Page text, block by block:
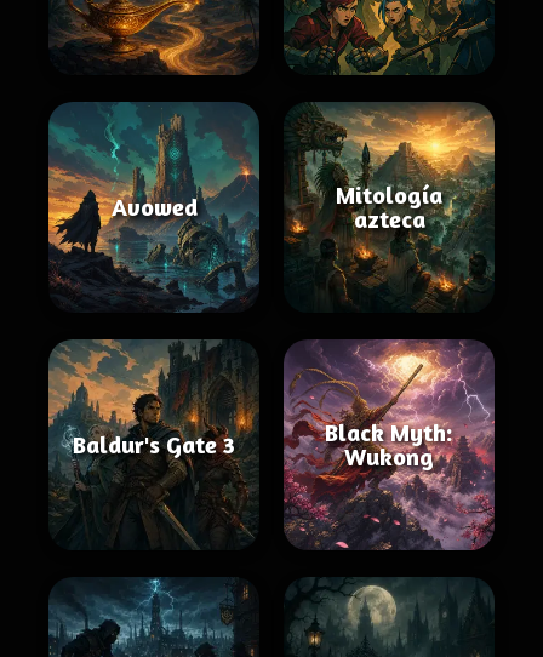
Avowed
Mitología
azteca
Baldur's Gate 3
Black Myth:
Wukong